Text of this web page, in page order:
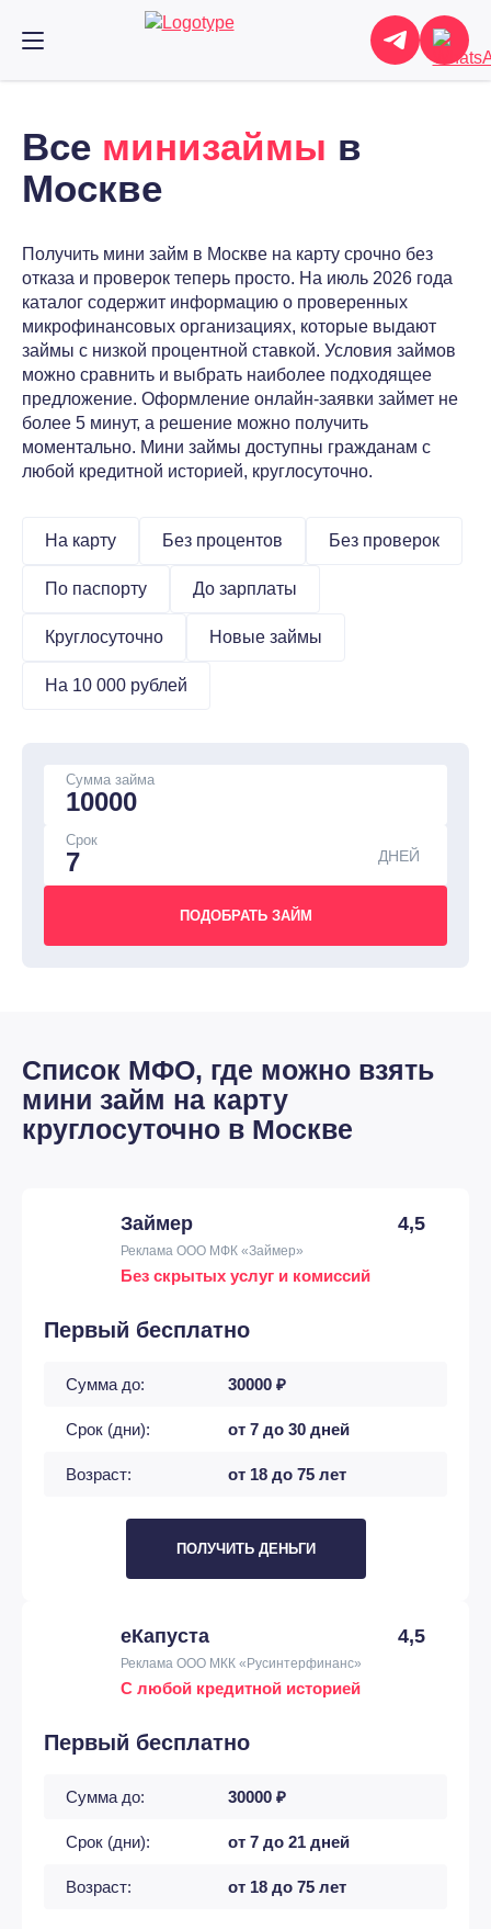
Все минизаймы в
Москве
Получить мини займ в Москве на карту срочно без
отказа и проверок теперь просто. На июль 2026 года
каталог содержит информацию о проверенных
микрофинансовых организациях, которые выдают
займы с низкой процентной ставкой. Условия займов
можно сравнить и выбрать наиболее подходящее
предложение. Оформление онлайн-заявки займет не
более 5 минут, а решение можно получить
моментально. Мини займы доступны гражданам с
любой кредитной историей, круглосуточно.
На карту Без процентов Без проверок
По паспорту До зарплаты
Круглосуточно Новые займы
На 10 000 рублей
Сумма займа
Срок
ДНЕЙ
Список МФО, где можно взять
мини займ на карту
круглосуточно в Москве
Займер 4,5
Реклама ООО МФК «Займер»
Без скрытых услуг и комиссий
Первый бесплатно
Сумма до: 30000 ₽
Срок (дни): от 7 до 30 дней
Возраст: от 18 до 75 лет
ПОЛУЧИТЬ ДЕНЬГИ
еКапуста 4,5
Реклама ООО МКК «Русинтерфинанс»
С любой кредитной историей
Первый бесплатно
Сумма до: 30000 ₽
Срок (дни): от 7 до 21 дней
Возраст: от 18 до 75 лет